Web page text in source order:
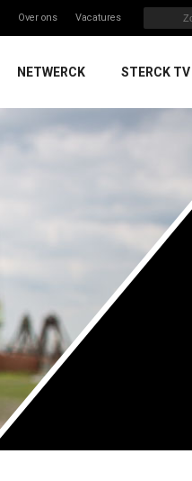
Over ons Vacatures
NETWERCK STERCK TV